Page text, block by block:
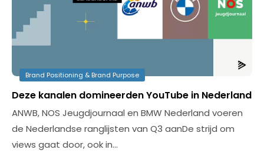
Brand Positioning & Brand Purpose
Deze kanalen domineerden YouTube in Nederland
ANWB, NOS Jeugdjournaal en BMW Nederland voeren
de Nederlandse ranglijsten van Q3 aanDe strijd om
views gaat door, ook in…